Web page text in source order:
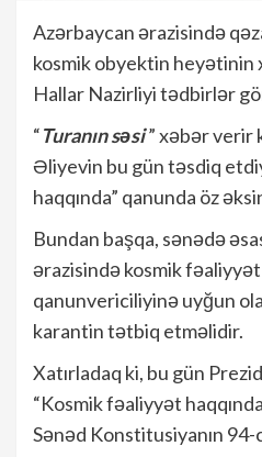
Azərbaycan ərazisində
kosmik obyektin heyətinin
Hallar Nazirliyi tədbirlər
“Turanın səsi” xəbər verir
Əliyevin bu gün təsdiq
haqqında” qanunda öz
Bundan başqa, sənədə
ərazisində kosmik fəaliyyət
qanunvericiliyinə uyğun
karantin tətbiq etməlidir.
Xatırladaq ki, bu gün
“Kosmik fəaliyyət
Sənəd Konstitusiyanın 94-